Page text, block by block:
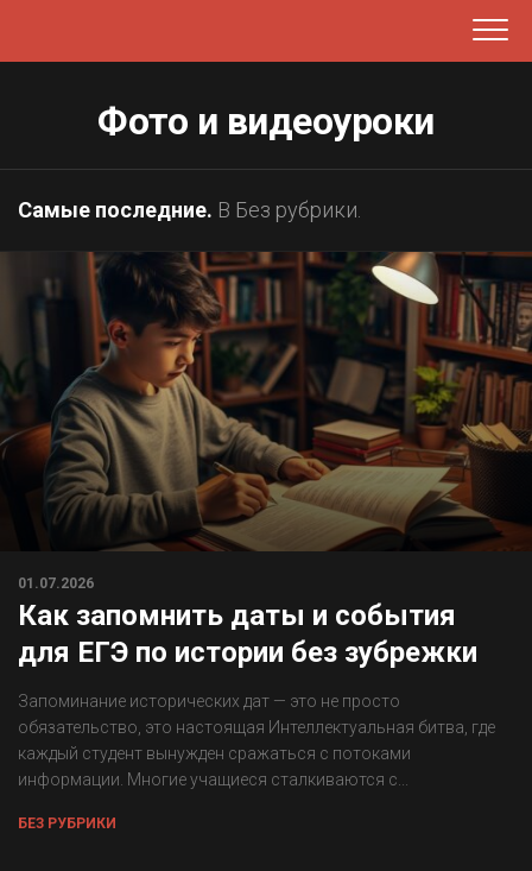
содержанию
Фото и видеоуроки
Самые последние. В Без рубрики.
01.07.2026
Как запомнить даты и события
для ЕГЭ по истории без зубрежки
Запоминание исторических дат — это не просто
обязательство, это настоящая Интеллектуальная битва, где
каждый студент вынужден сражаться с потоками
информации. Многие учащиеся сталкиваются с...
БЕЗ РУБРИКИ